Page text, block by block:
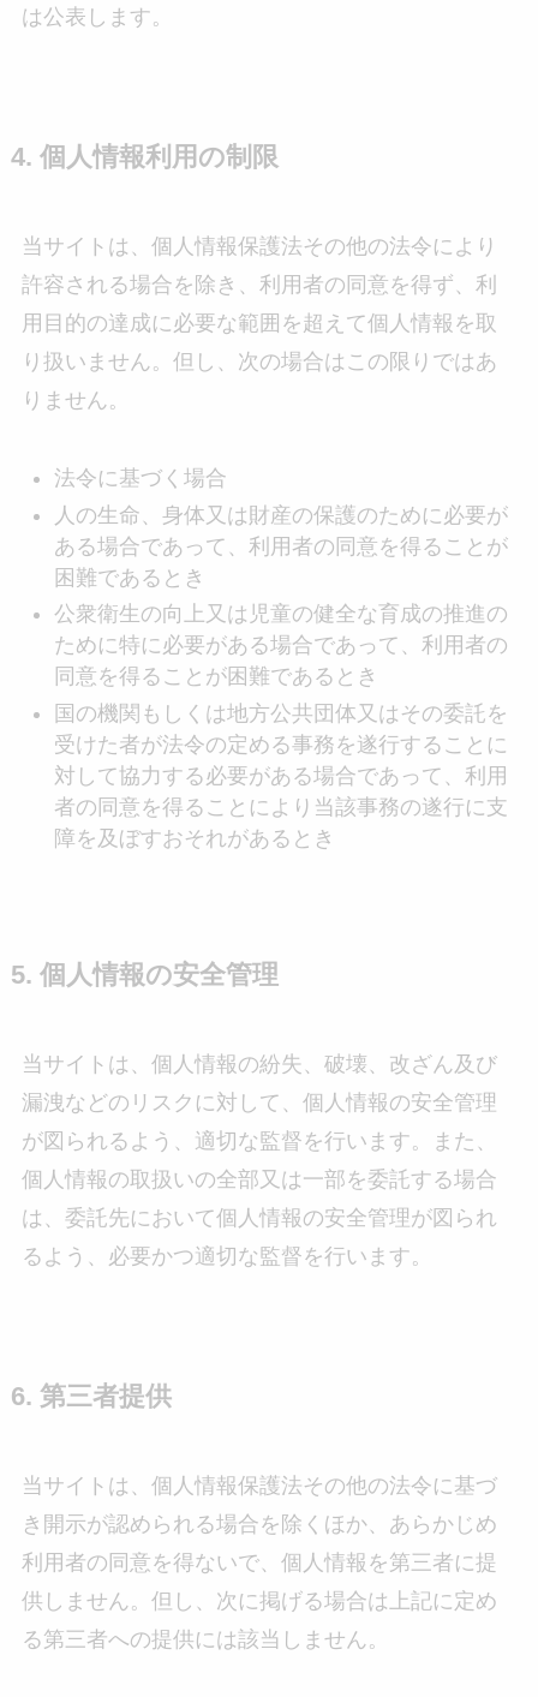
は公表します。
4. 個人情報利用の制限
当サイトは、個人情報保護法その他の法令により
許容される場合を除き、利用者の同意を得ず、利
用目的の達成に必要な範囲を超えて個人情報を取
り扱いません。但し、次の場合はこの限りではあ
りません。
法令に基づく場合
人の生命、身体又は財産の保護のために必要が
ある場合であって、利用者の同意を得ることが
困難であるとき
公衆衛生の向上又は児童の健全な育成の推進の
ために特に必要がある場合であって、利用者の
同意を得ることが困難であるとき
国の機関もしくは地方公共団体又はその委託を
受けた者が法令の定める事務を遂行することに
対して協力する必要がある場合であって、利用
者の同意を得ることにより当該事務の遂行に支
障を及ぼすおそれがあるとき
5. 個人情報の安全管理
当サイトは、個人情報の紛失、破壊、改ざん及び
漏洩などのリスクに対して、個人情報の安全管理
が図られるよう、適切な監督を行います。また、
個人情報の取扱いの全部又は一部を委託する場合
は、委託先において個人情報の安全管理が図られ
るよう、必要かつ適切な監督を行います。
6. 第三者提供
当サイトは、個人情報保護法その他の法令に基づ
き開示が認められる場合を除くほか、あらかじめ
利用者の同意を得ないで、個人情報を第三者に提
供しません。但し、次に掲げる場合は上記に定め
る第三者への提供には該当しません。